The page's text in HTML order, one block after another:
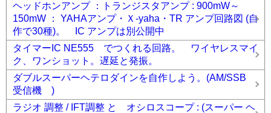
ヘッドホンアンプ ：トランジスタアンプ : 900mW～
150mW ： YAHAアンプ・Ｘ-yaha・TR アンプ回路図 (自
作で30種)。 IC アンプは別公開中
タイマーIC NE555 でつくれる回路。 ワイヤレスマイ
ク、ワンショット。遅延と発振。
ダブルスーパーヘテロダインを自作しよう。(AM/SSB
受信機 )
ラジオ 調整 / IFT調整 と オシロスコープ : (スーパー ヘ